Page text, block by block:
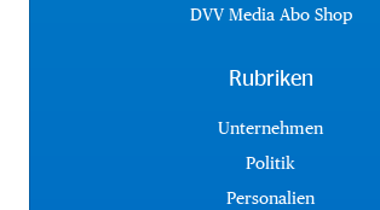
DVV Media Abo Shop
Rubriken
Unternehmen
Politik
Personalien